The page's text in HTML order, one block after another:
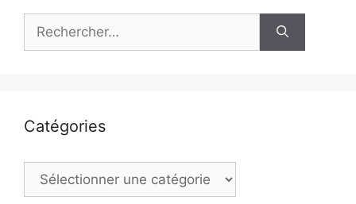
Catégories
Catégories